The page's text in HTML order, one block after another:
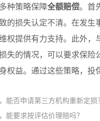
种策略保障全额赔偿。首
的损失认定不清。在发生
权提供有力支持。此外
失的情况，可以要求保
权益。通过这些策略，投
能否申请第三方机构重新定损
能要求按评估价理赔吗？